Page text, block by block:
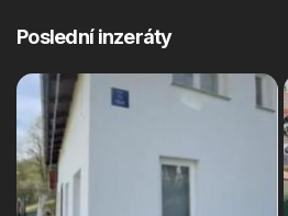
Poslední inzeráty